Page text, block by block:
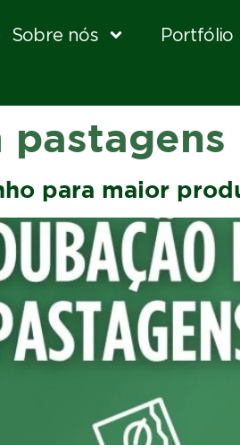
Sobre nós Portfólio
para maior